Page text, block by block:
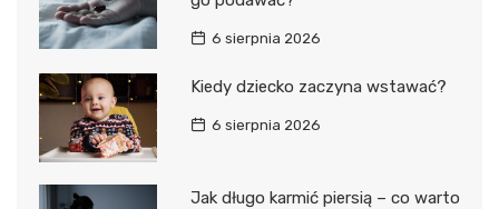
6 sierpnia 2026
Kiedy dziecko zaczyna wstawać?
6 sierpnia 2026
Jak długo karmić piersią – co warto